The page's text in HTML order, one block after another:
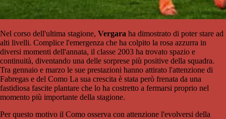
Nel corso dell'ultima stagione, Vergara ha dimostrato di poter stare ad
alti livelli. Complice l'emergenza che ha colpito la rosa azzurra in
diversi momenti dell'annata, il classe 2003 ha trovato spazio e
continuità, diventando una delle sorprese più positive della squadra.
Tra gennaio e marzo le sue prestazioni hanno attirato l'attenzione di
Fabregas e del Como La sua crescita è stata però frenata da una
fastidiosa fascite plantare che lo ha costretto a fermarsi proprio nel
momento più importante della stagione.
Per questo motivo il Como osserva con attenzione l'evolversi della